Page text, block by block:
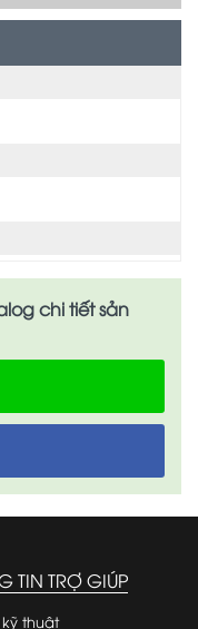
chi tiết sản
TIN TRỢ GIÚP
thuật